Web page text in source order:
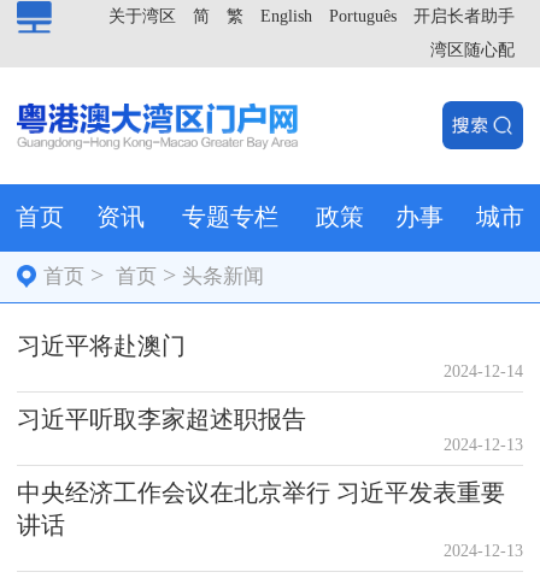
开启长者助手
Português
English
繁
简
关于湾区
湾区随心配
首页 资讯 专题专栏 政策 办事 城市
首页 >首页 > 头条新闻
习近平将赴澳门
2024-12-14
习近平听取李家超述职报告
2024-12-13
中央经济工作会议在北京举行 习近平发表重要
讲话
2024-12-13